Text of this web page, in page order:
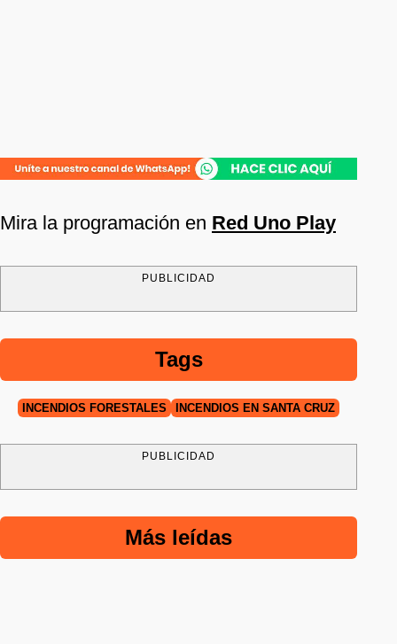
Mira la programación en Red Uno Play
PUBLICIDAD
Tags
INCENDIOS FORESTALES INCENDIOS EN SANTA CRUZ
PUBLICIDAD
Más leídas